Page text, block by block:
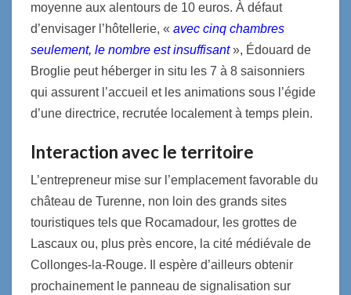
moyenne aux alentours de 10 euros. À défaut
d’envisager l’hôtellerie, « avec cinq chambres
seulement, le nombre est insuffisant», Édouard de
Broglie peut héberger in situ les 7 à 8 saisonniers
qui assurent l’accueil et les animations sous l’égide
d’une directrice, recrutée localement à temps plein.
Interaction avec le territoire
L’entrepreneur mise sur l’emplacement favorable du
château de Turenne, non loin des grands sites
touristiques tels que Rocamadour, les grottes de
Lascaux ou, plus près encore, la cité médiévale de
Collonges-la-Rouge. Il espère d’ailleurs obtenir
prochainement le panneau de signalisation sur